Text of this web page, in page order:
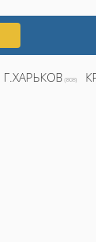
Г.ХАРЬКОВ (808)